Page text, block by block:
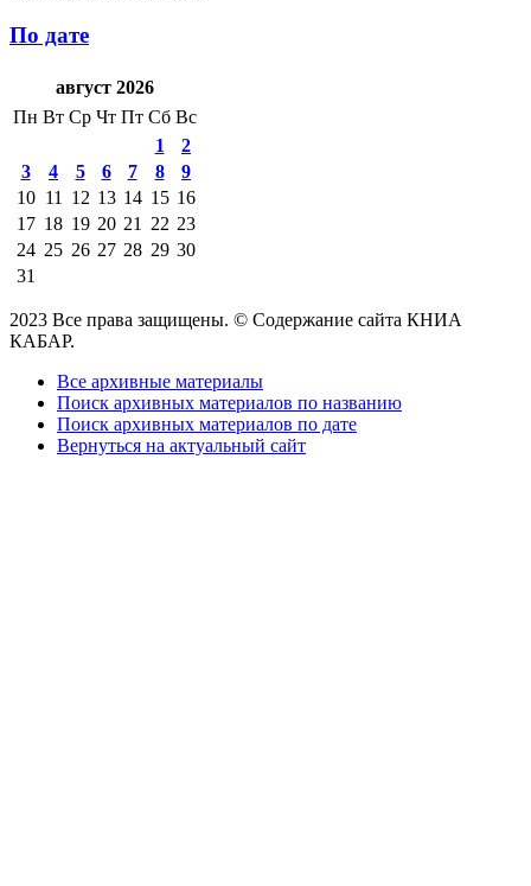
По дате
август 2026
Пн Вт Ср Чт Пт Сб Вс
1
2
3
4 5 6 7 8
9
10 11 12 13 14 15 16
17 18 19 20 21 22 23
24 25 26 27 28 29 30
31
2023 Все права защищены. © Содержание сайта КНИА
КАБАР.
Все архивные материалы
Поиск архивных материалов по названию
Поиск архивных материалов по дате
Вернуться на актуальный сайт